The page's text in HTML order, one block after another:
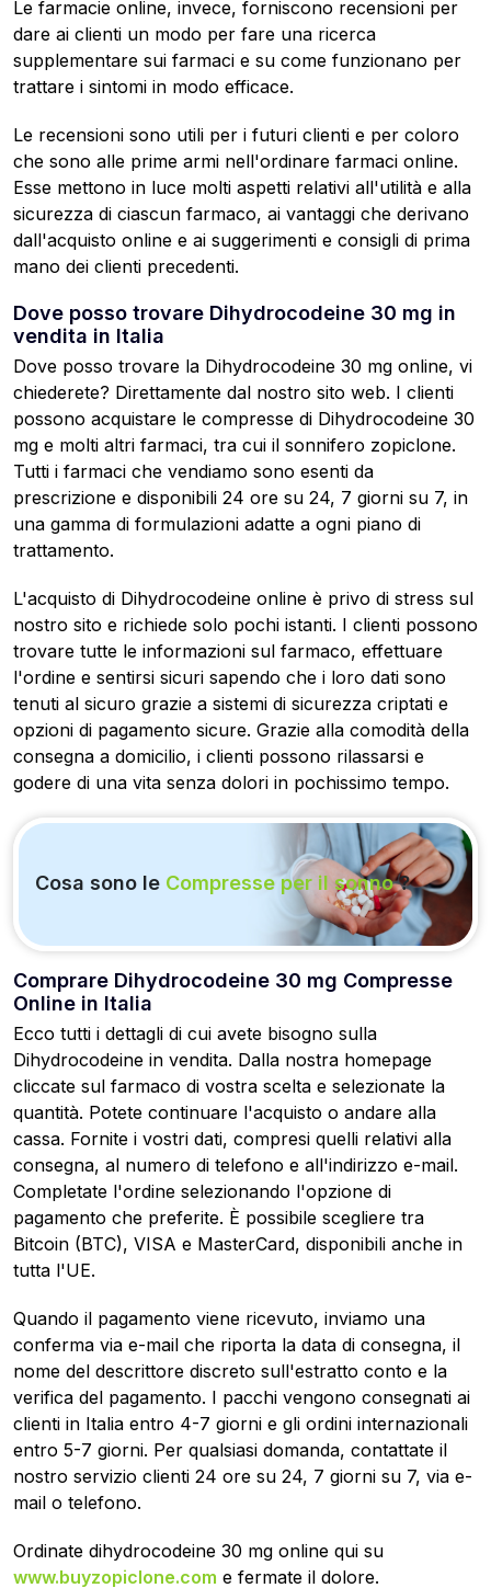
Le farmacie online, invece, forniscono recensioni per
dare ai clienti un modo per fare una ricerca
supplementare sui farmaci e su come funzionano per
trattare i sintomi in modo efficace.
Le recensioni sono utili per i futuri clienti e per coloro
che sono alle prime armi nell'ordinare farmaci online.
Esse mettono in luce molti aspetti relativi all'utilità e alla
sicurezza di ciascun farmaco, ai vantaggi che derivano
dall'acquisto online e ai suggerimenti e consigli di prima
mano dei clienti precedenti.
Dove posso trovare Dihydrocodeine 30 mg in
vendita in Italia
Dove posso trovare la Dihydrocodeine 30 mg online, vi
chiederete? Direttamente dal nostro sito web. I clienti
possono acquistare le compresse di Dihydrocodeine 30
mg e molti altri farmaci, tra cui il sonnifero zopiclone.
Tutti i farmaci che vendiamo sono esenti da
prescrizione e disponibili 24 ore su 24, 7 giorni su 7, in
una gamma di formulazioni adatte a ogni piano di
trattamento.
L'acquisto di Dihydrocodeine online è privo di stress sul
nostro sito e richiede solo pochi istanti. I clienti possono
trovare tutte le informazioni sul farmaco, effettuare
l'ordine e sentirsi sicuri sapendo che i loro dati sono
tenuti al sicuro grazie a sistemi di sicurezza criptati e
opzioni di pagamento sicure. Grazie alla comodità della
consegna a domicilio, i clienti possono rilassarsi e
godere di una vita senza dolori in pochissimo tempo.
Cosa sono le Compresse per il sonno?
Comprare Dihydrocodeine 30 mg Compresse
Online in Italia
Ecco tutti i dettagli di cui avete bisogno sulla
Dihydrocodeine in vendita. Dalla nostra homepage
cliccate sul farmaco di vostra scelta e selezionate la
quantità. Potete continuare l'acquisto o andare alla
cassa. Fornite i vostri dati, compresi quelli relativi alla
consegna, al numero di telefono e all'indirizzo e-mail.
Completate l'ordine selezionando l'opzione di
pagamento che preferite. È possibile scegliere tra
Bitcoin (BTC), VISA e MasterCard, disponibili anche in
tutta l'UE.
Quando il pagamento viene ricevuto, inviamo una
conferma via e-mail che riporta la data di consegna, il
nome del descrittore discreto sull'estratto conto e la
verifica del pagamento. I pacchi vengono consegnati ai
clienti in Italia entro 4-7 giorni e gli ordini internazionali
entro 5-7 giorni. Per qualsiasi domanda, contattate il
nostro servizio clienti 24 ore su 24, 7 giorni su 7, via e-
mail o telefono.
Ordinate dihydrocodeine 30 mg online qui su
www.buyzopiclone.com e fermate il dolore.